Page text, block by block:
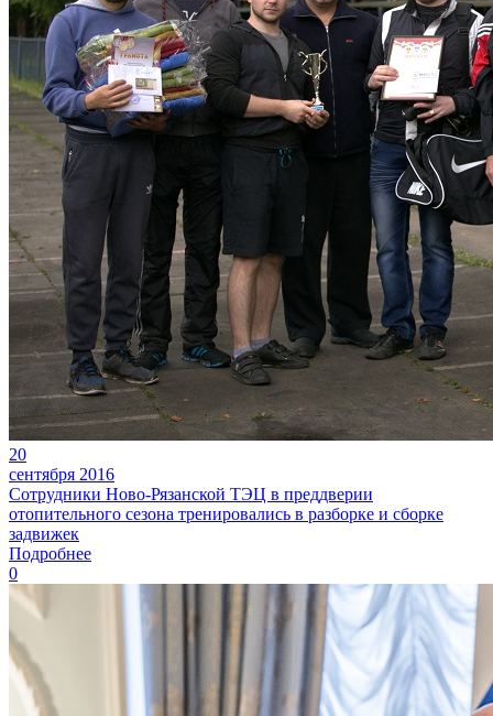
20
сентября 2016
Сотрудники Ново-Рязанской ТЭЦ в преддверии
отопительного сезона тренировались в разборке и сборке
задвижек
Подробнее
0